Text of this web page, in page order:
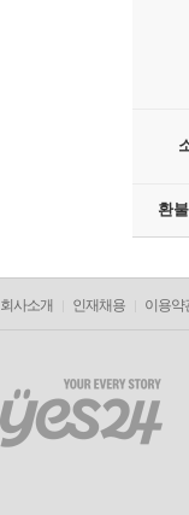
환
회사소개 인재채용 이용약